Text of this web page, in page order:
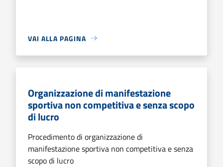
VAI ALLA PAGINA
Organizzazione di manifestazione
sportiva non competitiva e senza scopo
di lucro
Procedimento di organizzazione di
manifestazione sportiva non competitiva e senza
scopo di lucro